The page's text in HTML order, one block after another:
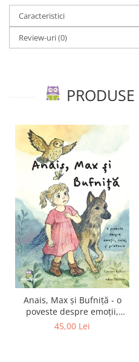
Caracteristici
Review-uri(0)
Anais, Max și Bufniță - o
poveste despre emoții,
curaj și prietenie
45,00 Lei